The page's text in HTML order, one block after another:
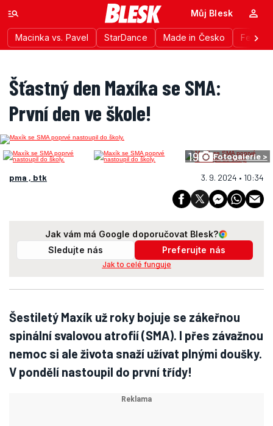
Macinka vs. Pavel StarDance Made in Česko
Můj Blesk
Šťastný den Maxíka se SMA:
První den ve škole!
19 Fotogalerie >
pma , btk 3. 9. 2024 • 10:34
Jak vám má Google doporučovat Blesk?
Sledujte nás
Preferujte nás
Jak to celé funguje
Šestiletý Maxík už roky bojuje se zákeřnou
spinální svalovou atrofií (SMA). I přes závažnou
nemoc si ale života snaží užívat plnými doušky.
V pondělí nastoupil do první třídy!